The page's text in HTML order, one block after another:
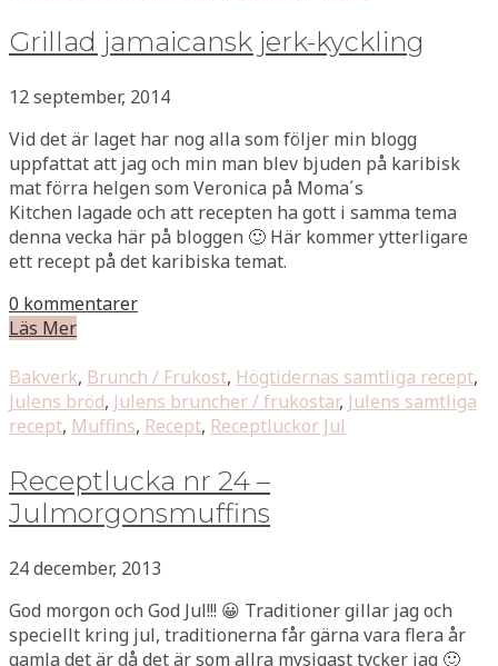
Grillad jamaicansk jerk-kyckling
12 september, 2014
Vid det är laget har nog alla som följer min blogg
uppfattat att jag och min man blev bjuden på karibisk
mat förra helgen som Veronica på Moma´s
Kitchen lagade och att recepten ha gott i samma tema
denna vecka här på bloggen 🙂 Här kommer ytterligare
ett recept på det karibiska temat.
0 kommentarer
Läs Mer
Bakverk, Brunch / Frukost, Högtidernas samtliga recept,
Julens bröd, Julens bruncher / frukostar, Julens samtliga
recept, Muffins, Recept, Receptluckor Jul
Receptlucka nr 24 –
Julmorgonsmuffins
24 december, 2013
God morgon och God Jul!!! 😀 Traditioner gillar jag och
speciellt kring jul, traditionerna får gärna vara flera år
gamla det är då det är som allra mysigast tycker jag 🙂